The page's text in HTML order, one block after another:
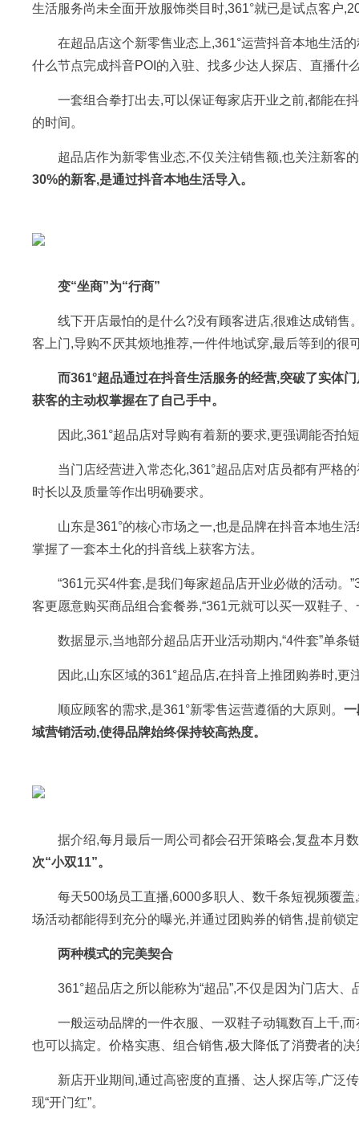
生活服务尚未全面开放服饰类目时,361°就已是试点客户
在超品店这个新零售业态上,361°运营抖音本地生活
什么节点完成抖音POI的入驻、找多少达人探店、直播什
一套组合拳打出去,可以保证每家店开业之前,都能在
的时间。
超品店作为新零售业态,不仅关注销售额,也关注新客
30%的新客,是通过抖音本地生活导入。
变“坐商”为“行商”
线下开店最怕的是什么?没有顾客进店,很难达成销
客上门,导购不厌其烦地推荐,一件件地试穿,最后等到的很
而361°超品通过在抖音生活服务的经营,突破了实体
获客的主动权掌握在了自己手中。
因此,361°超品店对导购有着新的要求,更强调能否拍
当门店经营进入常态化,361°超品店对店员都有严格
时长以及质量等作出明确要求。
山东是361°的核心市场之一,也是品牌在抖音本地生
掌握了一套本土化的抖音线上获客方法。
“361元买4件套,是我们每家超品店开业必做的活动。
客更愿意购买商品组合套餐券,“361元就可以买一双鞋子
数据显示,当地部分超品店开业活动期内,“4件套”单条
因此,山东区域的361°超品店,在抖音上推团购券时,
顺应顾客的需求,是361°新零售运营遵循的大原则。 一
域营销活动,使得品牌始终保持较高热度。
据介绍,每月最后一周公司都会召开策略会,复盘本月
次“小双11”。
每天500场员工直播,6000多职人、数千条短视频覆
场活动都能得到充分的曝光,并通过团购券的销售,提前锁
两种模式的完美契合
361°超品店之所以能称为“超品”,不仅是因为门店大
一般运动品牌的一件衣服、一双鞋子动辄数百上千,
也可以搞定。价格实惠、组合销售,极大降低了消费者的
新店开业期间,通过高密度的直播、达人探店等,广泛
现“开门红”。